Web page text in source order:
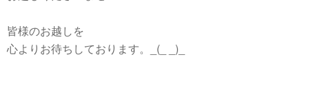
皆様のお越しを
心よりお待ちしております。_(_ _)_